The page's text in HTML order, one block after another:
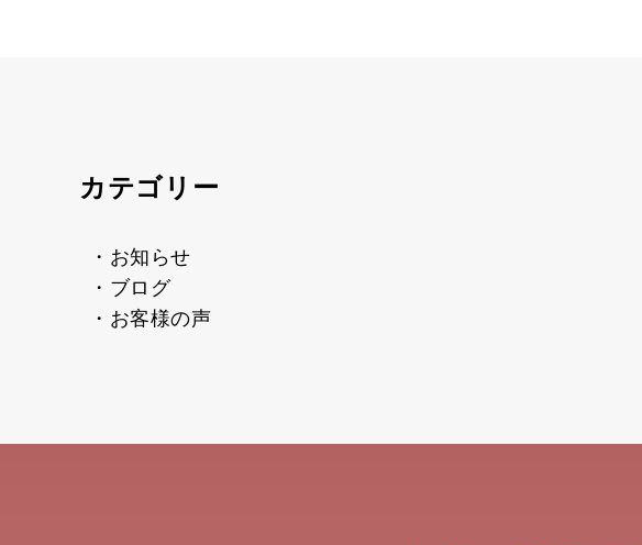
カテゴリー
・お知らせ
・ブログ
・お客様の声